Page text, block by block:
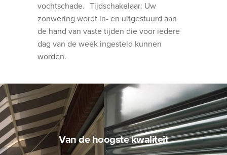
vochtschade. Tijdschakelaar: Uw
zonwering wordt in- en uitgestuurd aan
de hand van vaste tijden die voor iedere
dag van de week ingesteld kunnen
worden.
Van de hoogste kwaliteit